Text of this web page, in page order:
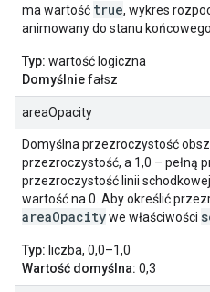
ma wartość true, wykres
animowany do stanu końcowego.
Typ: wartość logiczna
Domyślniefałsz
areaOpacity
Domyślna przezroczystość
przezroczystość, a 1,0 – pełną
przezroczystość linii
wartość na 0. Aby określić
areaOpacitywe właściwości
Typ: liczba, 0,0–1,0
Wartość domyślna: 0,3